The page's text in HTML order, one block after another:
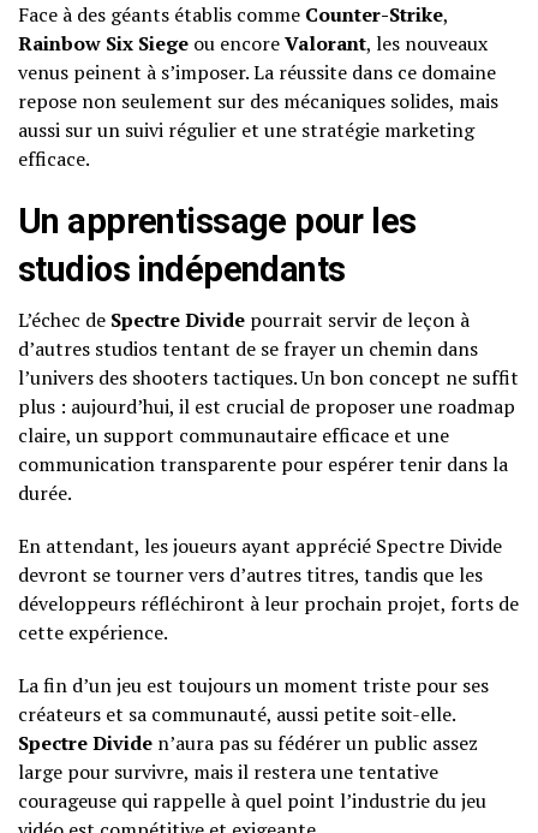
Face à des géants établis comme Counter-Strike,
Rainbow Six Siege ou encoreValorant, les nouveaux
venus peinent à s’imposer. La réussite dans ce domaine
repose non seulement sur des mécaniques solides, mais
aussi sur un suivi régulier et une stratégie marketing
efficace.
Un apprentissage pour les
studios indépendants
L’échec de Spectre Divide pourrait servir de leçon à
d’autres studios tentant de se frayer un chemin dans
l’univers des shooters tactiques. Un bon concept ne suffit
plus : aujourd’hui, il est crucial de proposer une roadmap
claire, un support communautaire efficace et une
communication transparente pour espérer tenir dans la
durée.
En attendant, les joueurs ayant apprécié Spectre Divide
devront se tourner vers d’autres titres, tandis que les
développeurs réfléchiront à leur prochain projet, forts de
cette expérience.
La fin d’un jeu est toujours un moment triste pour ses
créateurs et sa communauté, aussi petite soit-elle.
Spectre Divide n’aura pas su fédérer un public assez
large pour survivre, mais il restera une tentative
courageuse qui rappelle à quel point l’industrie du jeu